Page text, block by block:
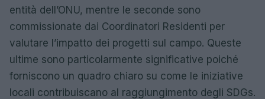
entità dell’ONU, mentre le seconde sono
commissionate dai Coordinatori Residenti per
valutare l’impatto dei progetti sul campo. Queste
ultime sono particolarmente significative poiché
forniscono un quadro chiaro su come le iniziative
locali contribuiscano al raggiungimento degli SDGs.